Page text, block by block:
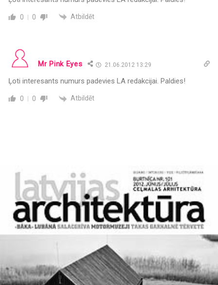
0 0 Atbildēt
Mr Pink Eyes 21.06.2012 13:29
Ļoti interesants numurs padevies LA redakcijai. Paldies!
0 0 Atbildēt